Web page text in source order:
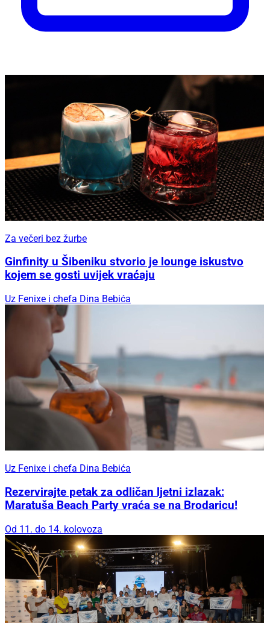
Za večeri bez žurbe
Ginfinity u Šibeniku stvorio je lounge iskustvo
kojem se gosti uvijek vraćaju
Uz Fenixe i chefa Dina Bebića
Uz Fenixe i chefa Dina Bebića
Rezervirajte petak za odličan ljetni izlazak:
Maratuša Beach Party vraća se na Brodaricu!
Od 11. do 14. kolovoza